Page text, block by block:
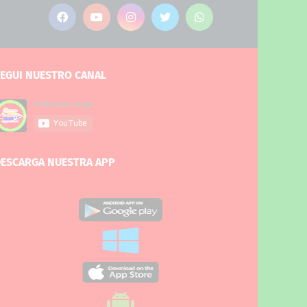
NUESTRO CANAL
NUESTRA APP